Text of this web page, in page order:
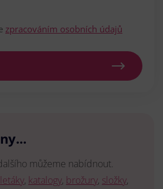
zpracováním osobních údajů
můžeme nabídnout.
letáky, katalogy, brožury, složky,